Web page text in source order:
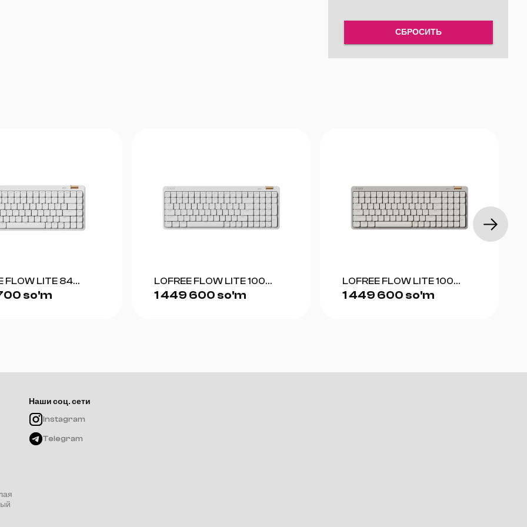
СБРОСИТЬ
FLOW LITE 84
so'm
LOFREE FLOW LITE 100
(WHITE)
1 449 600 so'm
LOFREE FLOW LITE 100
(GRAY)
1 449 600 so'm
Наши соц. сети
Instagram
Telegram